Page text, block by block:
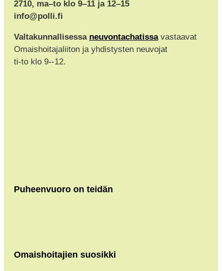
2710, ma–to klo 9–11 ja 12–15
info@polli.fi
Valtakunnallisessa neuvontachatissavastaavat
Omaishoitajaliiton ja yhdistysten neuvojat
ti-to klo 9--12.
Puheenvuoro on teidän
Omaishoitajien suosikki